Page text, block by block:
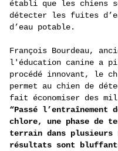
établi que les chiens
détecter les fuites
d’eau potable.
François Bourdeau,
l'éducation canine a
procédé innovant, le
permet au chien de
fait économiser des
“Passé l’entraînement
chlore, une phase de
terrain dans plusieurs
résultats sont